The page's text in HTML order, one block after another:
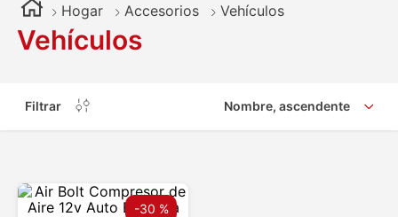
Hogar Accesorios Vehículos
Vehículos
Filtrar Nombre, ascendente
-30 %